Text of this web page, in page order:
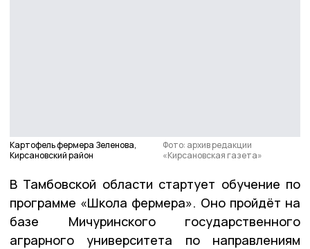
Картофель фермера Зеленова,
Кирсановский район
Фото: архив редакции
«Кирсановская газета»
В Тамбовской области стартует обучение по
программе «Школа фермера». Оно пройдёт на
базе Мичуринского государственного
аграрного университета по направлениям